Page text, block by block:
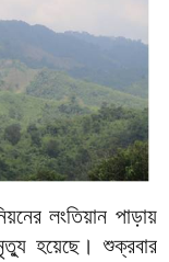
লংতিয়ান পাড়ায়
হয়েছে। শুক্রবার